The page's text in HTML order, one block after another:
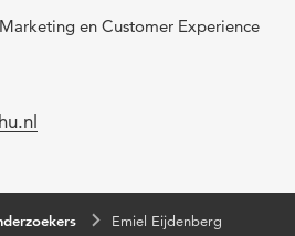
en Customer Experience
Emiel Eijdenberg